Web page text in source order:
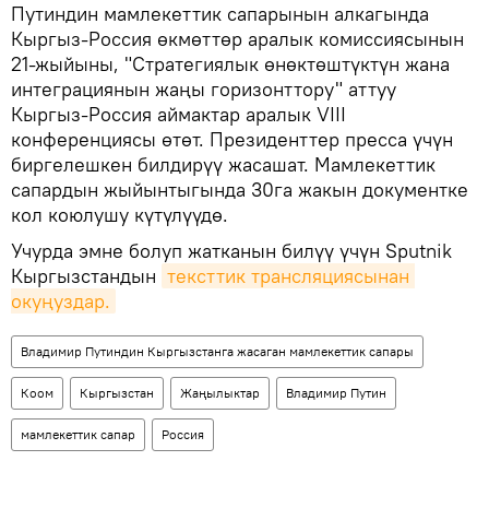
Путиндин мамлекеттик сапарынын алкагында
Кыргыз-Россия өкмөттөр аралык комиссиясынын
21-жыйыны, "Стратегиялык өнөктөштүктүн жана
интеграциянын жаңы горизонттору" аттуу
Кыргыз-Россия аймактар аралык VIII
конференциясы өтөт. Президенттер пресса үчүн
биргелешкен билдирүү жасашат. Мамлекеттик
сапардын жыйынтыгында 30га жакын документке
кол коюлушу күтүлүүдө.
Учурда эмне болуп жатканын билүү үчүн Sputnik
Кыргызстандын тексттик трансляциясынан
окуңуздар.
Владимир Путиндин Кыргызстанга жасаган мамлекеттик сапары
Коом Кыргызстан Жаңылыктар Владимир Путин
мамлекеттик сапар Россия